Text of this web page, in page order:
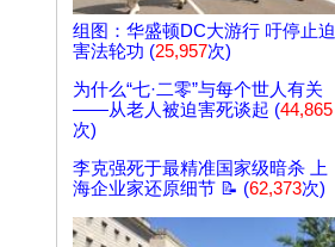
组图：华盛顿DC大游行 吁停止迫
害法轮功 (25,957次)
为什么“七·二零”与每个世人有关
——从老人被迫害死谈起 (44,865
次)
李克强死于最精准国家级暗杀 上
海企业家还原细节 📝 (62,373次)